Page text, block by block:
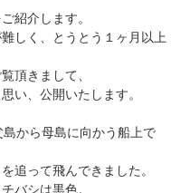
紹介します。
しく、とうとう１ヶ月以上
頂きまして、
い、公開いたします。
から母島に向かう船上で
追って飛んできました。
バシは黒色。